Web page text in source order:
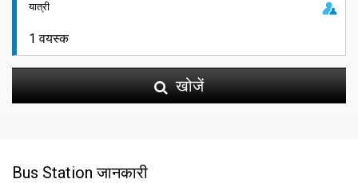
यात्री
खोजें
Bus Station जानकारी